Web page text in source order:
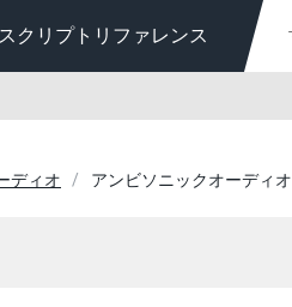
スクリプトリファレンス
ディオ アンビソニックオーディオ